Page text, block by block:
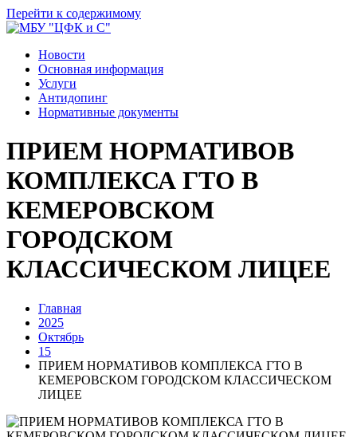
Перейти к содержимому
Новости
Основная информация
Услуги
Антидопинг
Нормативные документы
ПРИЕМ НОРМАТИВОВ
КОМПЛЕКСА ГТО В
КЕМЕРОВСКОМ
ГОРОДСКОМ
КЛАССИЧЕСКОМ ЛИЦЕЕ
Главная
2025
Октябрь
15
ПРИЕМ НОРМАТИВОВ КОМПЛЕКСА ГТО В
КЕМЕРОВСКОМ ГОРОДСКОМ КЛАССИЧЕСКОМ
ЛИЦЕЕ